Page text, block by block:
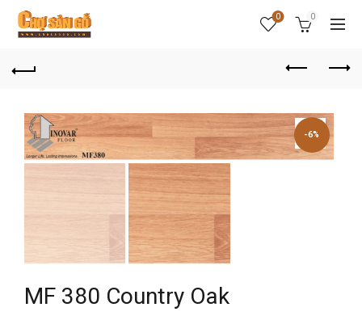
0 0
-6%
MF 380 Country Oak